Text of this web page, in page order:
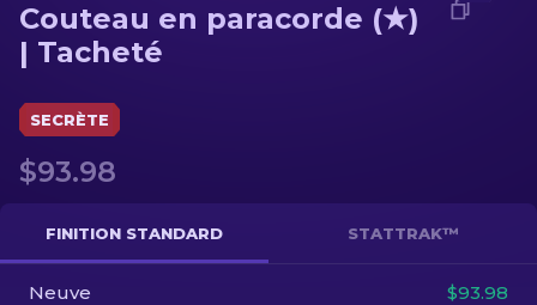
Fusils de Précision
Gants
Autre
Couteau en paracorde (★)
| Tacheté
SECRÈTE
$93.98
FINITION STANDARD STATTRAK™
Neuve $93.98